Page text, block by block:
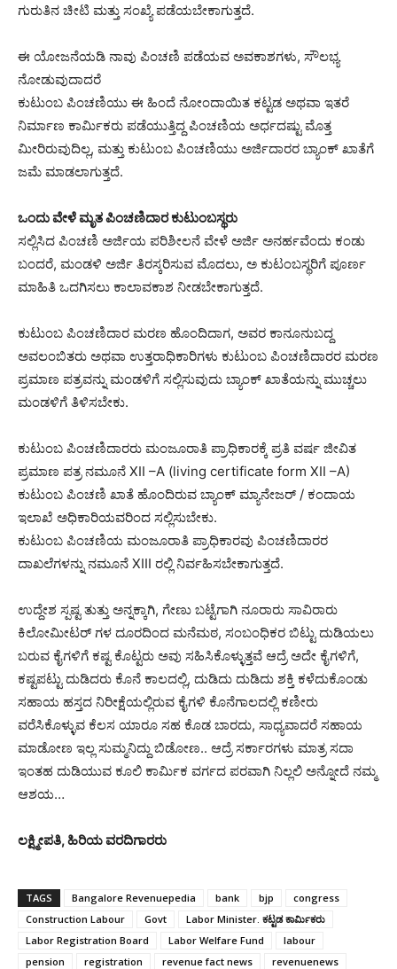
ಗುರುತಿನ ಚೀಟಿ ಮತ್ತು ಸಂಖ್ಯೆ ಪಡೆಯಬೇಕಾಗುತ್ತದೆ.
ಈ ಯೋಜನೆಯಡಿ ನಾವು ಪಿಂಚಣಿ ಪಡೆಯವ ಅವಕಾಶಗಳು, ಸೌಲಭ್ಯ
ನೋಡುವುದಾದರೆ
ಕುಟುಂಬ ಪಿಂಚಣಿಯು ಈ ಹಿಂದೆ ನೋಂದಾಯಿತ ಕಟ್ಟಡ ಅಥವಾ ಇತರೆ
ನಿರ್ಮಾಣ ಕಾರ್ಮಿಕರು ಪಡೆಯುತ್ತಿದ್ದ ಪಿಂಚಣಿಯ ಅರ್ಧದಷ್ಟು ಮೊತ್ತ
ಮೀರಿರುವುದಿಲ್ಲ, ಮತ್ತು ಕುಟುಂಬ ಪಿಂಚಣಿಯು ಅರ್ಜಿದಾರರ ಬ್ಯಾಂಕ್ ಖಾತೆಗೆ
ಜಮೆ ಮಾಡಲಾಗುತ್ತದೆ.
ಒಂದು ವೇಳೆ ಮೃತ ಪಿಂಚಣಿದಾರ ಕುಟುಂಬಸ್ಥರು
ಸಲ್ಲಿಸಿದ ಪಿಂಚಣಿ ಅರ್ಜಿಯ ಪರಿಶೀಲನೆ ವೇಳೆ ಅರ್ಜಿ ಅನರ್ಹವೆಂದು ಕಂಡು
ಬಂದರೆ, ಮಂಡಳಿ ಅರ್ಜಿ ತಿರಸ್ಕರಿಸುವ ಮೊದಲು, ಅ ಕುಟಂಬಸ್ಥರಿಗೆ ಪೂರ್ಣ
ಮಾಹಿತಿ ಒದಗಿಸಲು ಕಾಲಾವಕಾಶ ನೀಡಬೇಕಾಗುತ್ತದೆ.
ಕುಟುಂಬ ಪಿಂಚಣಿದಾರ ಮರಣ ಹೊಂದಿದಾಗ, ಅವರ ಕಾನೂನುಬದ್ದ
ಅವಲಂಬಿತರು ಅಥವಾ ಉತ್ತರಾಧಿಕಾರಿಗಳು ಕುಟುಂಬ ಪಿಂಚಣಿದಾರರ ಮರಣ
ಪ್ರಮಾಣ ಪತ್ರವನ್ನು ಮಂಡಳಿಗೆ ಸಲ್ಲಿಸುವುದು ಬ್ಯಾಂಕ್ ಖಾತೆಯನ್ನು ಮುಚ್ಚಲು
ಮಂಡಳಿಗೆ ತಿಳಿಸಬೇಕು.
ಕುಟುಂಬ ಪಿಂಚಣಿದಾರರು ಮಂಜೂರಾತಿ ಪ್ರಾಧಿಕಾರಕ್ಕೆ ಪ್ರತಿ ವರ್ಷ ಜೀವಿತ
ಪ್ರಮಾಣ ಪತ್ರ ನಮೂನೆ XII –A (living certificate form XII –A)
ಕುಟುಂಬ ಪಿಂಚಣಿ ಖಾತೆ ಹೊಂದಿರುವ ಬ್ಯಾಂಕ್ ಮ್ಯಾನೇಜರ್ / ಕಂದಾಯ
ಇಲಾಖೆ ಅಧಿಕಾರಿಯವರಿಂದ ಸಲ್ಲಿಸುಬೇಕು.
ಕುಟುಂಬ ಪಿಂಚಣಿಯ ಮಂಜೂರಾತಿ ಪ್ರಾಧಿಕಾರವು ಪಿಂಚಣಿದಾರರ
ದಾಖಲೆಗಳನ್ನು ನಮೂನೆ XIII ರಲ್ಲಿ ನಿರ್ವಹಿಸಬೇಕಾಗುತ್ತದೆ.
ಉದ್ದೇಶ ಸ್ಪಷ್ಟ ತುತ್ತು ಅನ್ನಕ್ಕಾಗಿ, ಗೇಣು ಬಟ್ಟೆಗಾಗಿ ನೂರಾರು ಸಾವಿರಾರು
ಕಿಲೋಮೀಟರ್ ಗಳ ದೂರದಿಂದ ಮನೆಮಠ, ಸಂಬಂಧಿಕರ ಬಿಟ್ಟು ದುಡಿಯಲು
ಬರುವ ಕೈಗಳಿಗೆ ಕಷ್ಟ ಕೊಟ್ಟರು ಅವು ಸಹಿಸಿಕೊಳ್ಳುತ್ತವೆ ಆದ್ರೆ ಅದೇ ಕೈಗಳಿಗೆ,
ಕಷ್ಟಪಟ್ಟು ದುಡಿದರು ಕೊನೆ ಕಾಲದಲ್ಲಿ, ದುಡಿದು ದುಡಿದು ಶಕ್ತಿ ಕಳೆದುಕೊಂಡು
ಸಹಾಯ ಹಸ್ತದ ನಿರೀಕ್ಷೆಯಲ್ಲಿರುವ ಕೈಗಳಿ ಕೊನೆಗಾಲದಲ್ಲಿ ಕಣೀರು
ವರೆಸಿಕೊಳ್ಳುವ ಕೆಲಸ ಯಾರೂ ಸಹ ಕೊಡ ಬಾರದು, ಸಾಧ್ಯವಾದರೆ ಸಹಾಯ
ಮಾಡೋಣ ಇಲ್ಲ ಸುಮ್ಮನಿದ್ದು ಬಿಡೋಣ.. ಆದ್ರೆ ಸರ್ಕಾರಗಳು ಮಾತ್ರ ಸದಾ
ಇಂತಹ ದುಡಿಯುವ ಕೂಲಿ ಕಾರ್ಮಿಕ ವರ್ಗದ ಪರವಾಗಿ ನಿಲ್ಲಲಿ ಅನ್ನೋದೆ ನಮ್ಮ
ಆಶಯ…
ಲಕ್ಷ್ಮೀಪತಿ, ಹಿರಿಯ ವರದಿಗಾರರು
TAGS Bangalore Revenuepedia bank bjp
congress
Construction Labour
Govt
Labor Minister. ಕಟ್ಟಡ ಕಾರ್ಮಿಕರು
Labor Registration Board
Labor Welfare Fund
labour
pension
registration revenue fact news
revenuenews